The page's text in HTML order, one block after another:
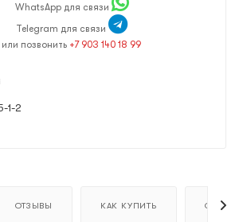
WhatsApp для связи
Telegram для связи
или позвонить +7 903 140 18 99
1-2
ОТЗЫВЫ КАК КУПИТЬ ОПЛАТА